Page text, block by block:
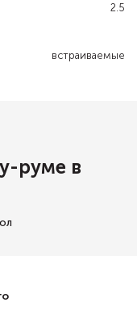
2.5
встраиваемые
руме в